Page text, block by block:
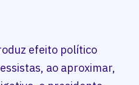
efeito político
ao aproximar,